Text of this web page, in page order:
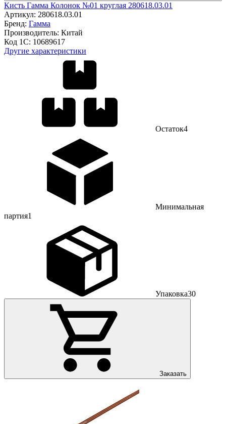
Кисть Гамма Колонок №01 круглая 280618.03.01
Артикул: 280618.03.01
Бренд: Гамма
Производитель: Китай
Код 1С: 10689617
Другие характеристики
Остаток4
Минимальная
партия1
Упаковка30
Заказать